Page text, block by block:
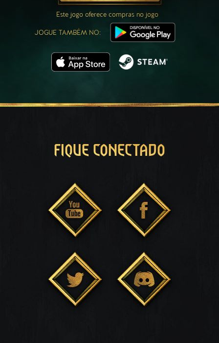
Este jogo oferece compras no jogo
JOGUE TAMBÉM NO:
FIQUE CONECTADO